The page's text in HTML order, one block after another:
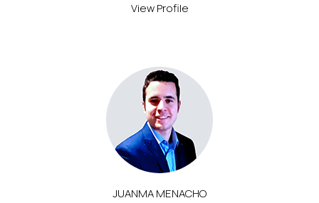
View Profile
JUANMA MENACHO